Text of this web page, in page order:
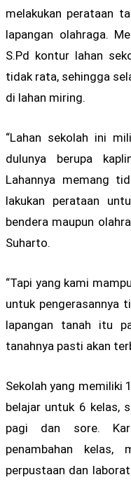
melakukan perataan
lapangan olahraga.
S.Pd kontur lahan
tidak rata, sehingga
di lahan miring.
“Lahan sekolah ini
dulunya berupa
Lahannya memang
lakukan perataan
bendera maupun
Suharto.
“Tapi yang kami
untuk pengerasannya
lapangan tanah itu
tanahnya pasti akan
Sekolah yang memiliki
belajar untuk 6 kelas,
pagi dan sore.
penambahan kelas,
perpustaan dan